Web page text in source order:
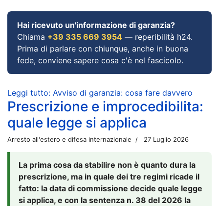
Hai ricevuto un'informazione di garanzia?
Chiama +39 335 669 3954 — reperibilità h24.
Prima di parlare con chiunque, anche in buona
fede, conviene sapere cosa c'è nel fascicolo.
Leggi tutto: Avviso di garanzia: cosa fare davvero
Prescrizione e improcedibilita:
quale legge si applica
Arresto all'estero e difesa internazionale 27 Luglio 2026
La prima cosa da stabilire non è quanto dura la
prescrizione, ma in quale dei tre regimi ricade il
fatto: la data di commissione decide quale legge
si applica, e con la sentenza n. 38 del 2026 la